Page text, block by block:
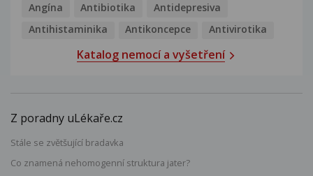
Angína
Antibiotika
Antidepresiva
Antihistaminika
Antikoncepce Antivirotika
Katalog nemocí a vyšetření
Z poradny uLékaře.cz
Stále se zvětšující bradavka
Co znamená nehomogenní struktura jater?